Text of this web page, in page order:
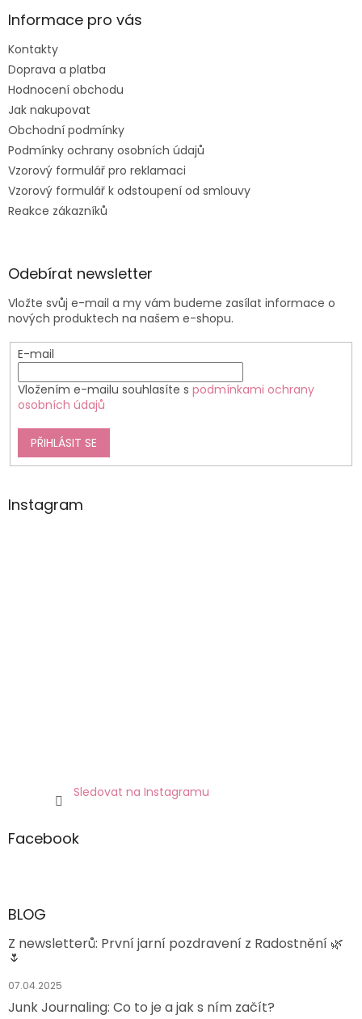
Informace pro vás
Kontakty
Doprava a platba
Hodnocení obchodu
Jak nakupovat
Obchodní podmínky
Podmínky ochrany osobních údajů
Vzorový formulář pro reklamaci
Vzorový formulář k odstoupení od smlouvy
Reakce zákazníků
Odebírat newsletter
Vložte svůj e-mail a my vám budeme zasílat informace o
nových produktech na našem e-shopu.
E-mail
Vložením e-mailu souhlasíte s podmínkami ochrany
osobních údajů
PŘIHLÁSIT SE
Instagram
Sledovat na Instagramu
Facebook
BLOG
Z newsletterů: První jarní pozdravení z Radostnění 🌿
🌷
07.04.2025
Junk Journaling: Co to je a jak s ním začít?